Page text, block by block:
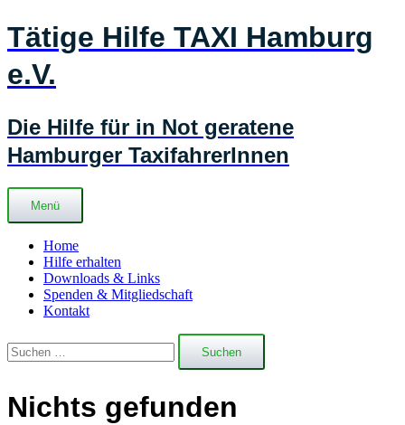
Zum
Inhalt
Tätige Hilfe TAXI Hamburg
e.V.
Die Hilfe für in Not geratene
Hamburger TaxifahrerInnen
Menü
Home
Hilfe erhalten
Downloads & Links
Spenden & Mitgliedschaft
Kontakt
Suchen
nach:
Nichts gefunden